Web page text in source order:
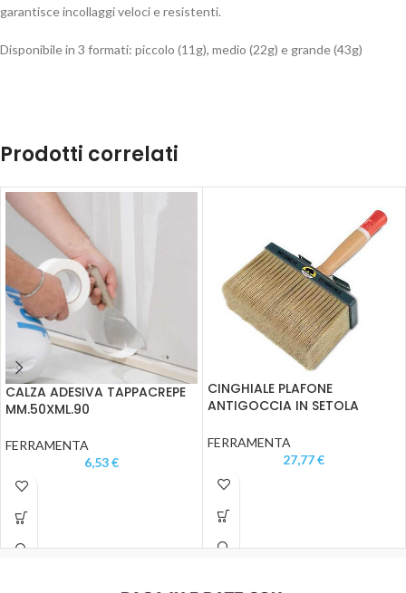
garantisce incollaggi veloci e resistenti.
Disponibile in 3 formati: piccolo (11g), medio (22g) e grande (43g)
Prodotti correlati
CALZA ADESIVA TAPPACREPE
MM.50XML.90
FERRAMENTA
6,53€
CINGHIALE PLAFONE
ANTIGOCCIA IN SETOLA
FERRAMENTA
27,77€